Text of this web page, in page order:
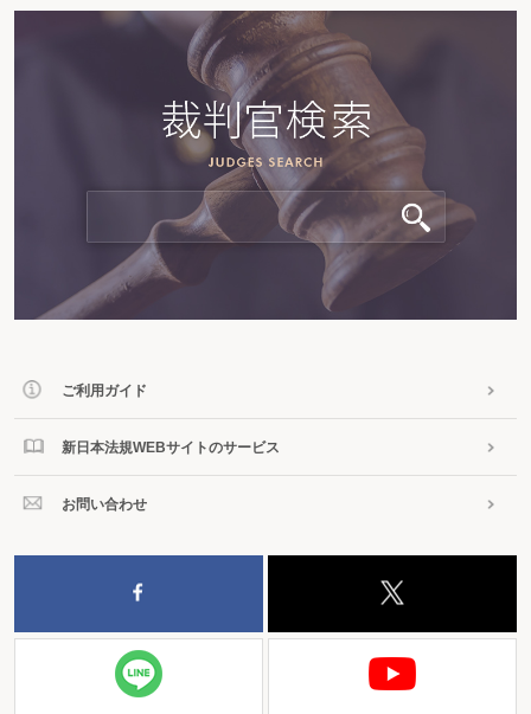
ご利用ガイド
新日本法規WEBサイトのサービス
お問い合わせ